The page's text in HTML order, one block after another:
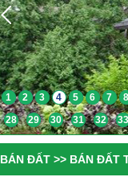
1 2 3 4 5 6 7 8
28
29 30 31 32 33
BÁN ĐẤT >> BÁN ĐẤT